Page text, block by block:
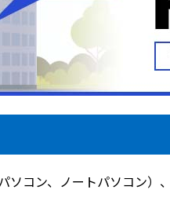
ソコン、ノートパソコン